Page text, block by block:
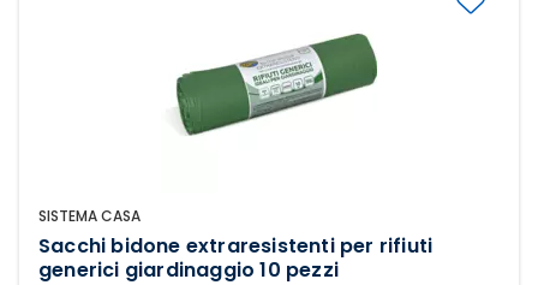
SISTEMA CASA
Sacchi bidone extraresistenti per rifiuti
generici giardinaggio 10 pezzi